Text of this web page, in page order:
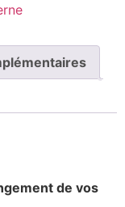
de vos